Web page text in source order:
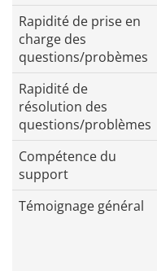
Rapidité de prise en
charge des
questions/probèmes
Rapidité de
résolution des
questions/problèmes
Compétence du
support
Témoignage général